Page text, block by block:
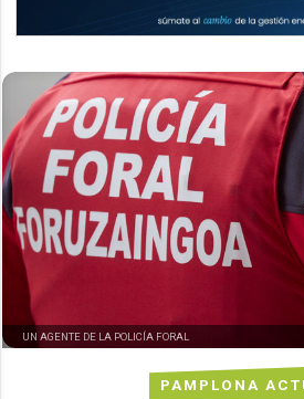
PAMPLONA
UN AGENTE DE LA POLICÍA FORAL